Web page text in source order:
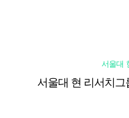
서울대
서울대 현 리서치